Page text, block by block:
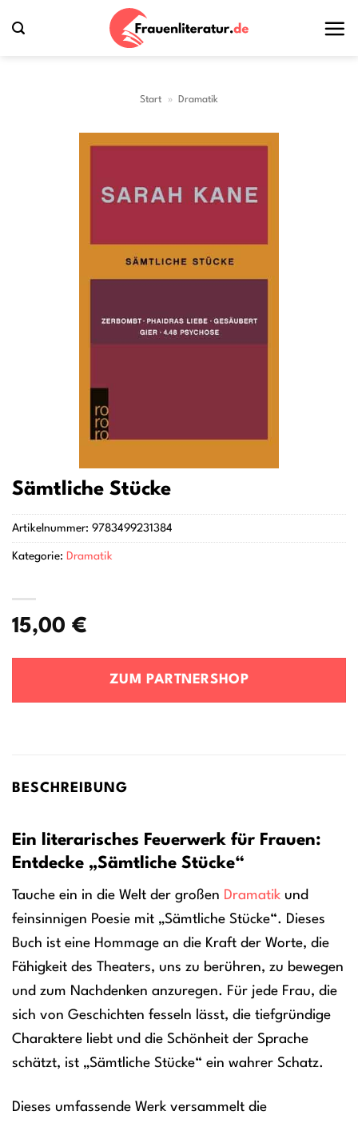
Inhalt
Start » Dramatik
Sämtliche Stücke
15,00 €
ZUM PARTNERSHOP
Artikelnummer: 9783499231384
Kategorie: Dramatik
BESCHREIBUNG
Ein literarisches Feuerwerk für Frauen:
Entdecke „Sämtliche Stücke“
Tauche ein in die Welt der großen Dramatik und
feinsinnigen Poesie mit „Sämtliche Stücke“. Dieses
Buch ist eine Hommage an die Kraft der Worte, die
Fähigkeit des Theaters, uns zu berühren, zu bewegen
und zum Nachdenken anzuregen. Für jede Frau, die
sich von Geschichten fesseln lässt, die tiefgründige
Charaktere liebt und die Schönheit der Sprache
schätzt, ist „Sämtliche Stücke“ ein wahrer Schatz.
Dieses umfassende Werk versammelt die